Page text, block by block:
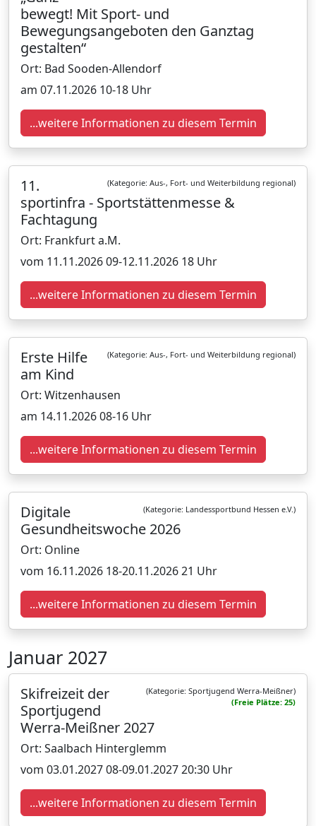
bewegt! Mit Sport- und
Bewegungsangeboten den Ganztag
gestalten“
Ort: Bad Sooden-Allendorf
am 07.11.2026 10-18 Uhr
...weitere Informationen zu diesem Termin
(Kategorie: Aus-, Fort- und Weiterbildung regional)
11.
sportinfra - Sportstättenmesse &
Fachtagung
Ort: Frankfurt a.M.
vom 11.11.2026 09-12.11.2026 18 Uhr
...weitere Informationen zu diesem Termin
(Kategorie: Aus-, Fort- und Weiterbildung regional)
Erste Hilfe
am Kind
Ort: Witzenhausen
am 14.11.2026 08-16 Uhr
...weitere Informationen zu diesem Termin
(Kategorie: Landessportbund Hessen e.V.)
Digitale
Gesundheitswoche 2026
Ort: Online
vom 16.11.2026 18-20.11.2026 21 Uhr
...weitere Informationen zu diesem Termin
Januar 2027
(Kategorie: Sportjugend Werra-Meißner)
(Freie Plätze: 25)
Skifreizeit der
Sportjugend
Werra-Meißner 2027
Ort: Saalbach Hinterglemm
vom 03.01.2027 08-09.01.2027 20:30 Uhr
...weitere Informationen zu diesem Termin